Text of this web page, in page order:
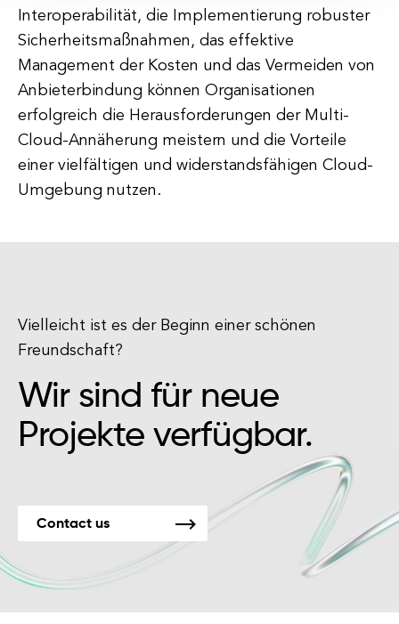
Interoperabilität, die Implementierung robuster
Sicherheitsmaßnahmen, das effektive
Management der Kosten und das Vermeiden von
Anbieterbindung können Organisationen
erfolgreich die Herausforderungen der Multi-
Cloud-Annäherung meistern und die Vorteile
einer vielfältigen und widerstandsfähigen Cloud-
Umgebung nutzen.
Vielleicht ist es der Beginn einer schönen
Freundschaft?
Wir sind für neue
Projekte verfügbar.
Contact us